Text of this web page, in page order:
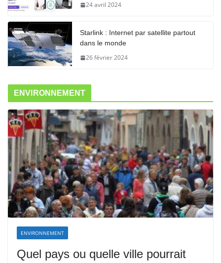
24 avril 2024
Starlink : Internet par satellite partout
dans le monde
26 février 2024
ENVIRONNEMENT
ENVIRONNEMENT
Quel pays ou quelle ville pourrait